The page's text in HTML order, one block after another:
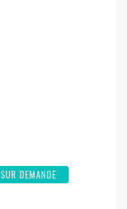
SUR DEMANDE